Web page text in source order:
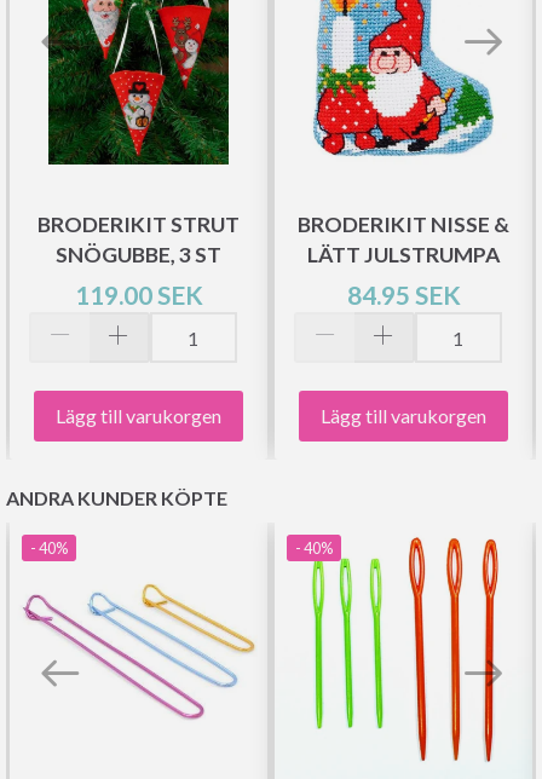
BRODERIKIT STRUT
SNÖGUBBE, 3 ST
119.00 SEK
Lägg till varukorgen
BRODERIKIT NISSE &
LÄTT JULSTRUMPA
84.95 SEK
Lägg till varukorgen
ANDRA KUNDER KÖPTE
- 40% - 40%